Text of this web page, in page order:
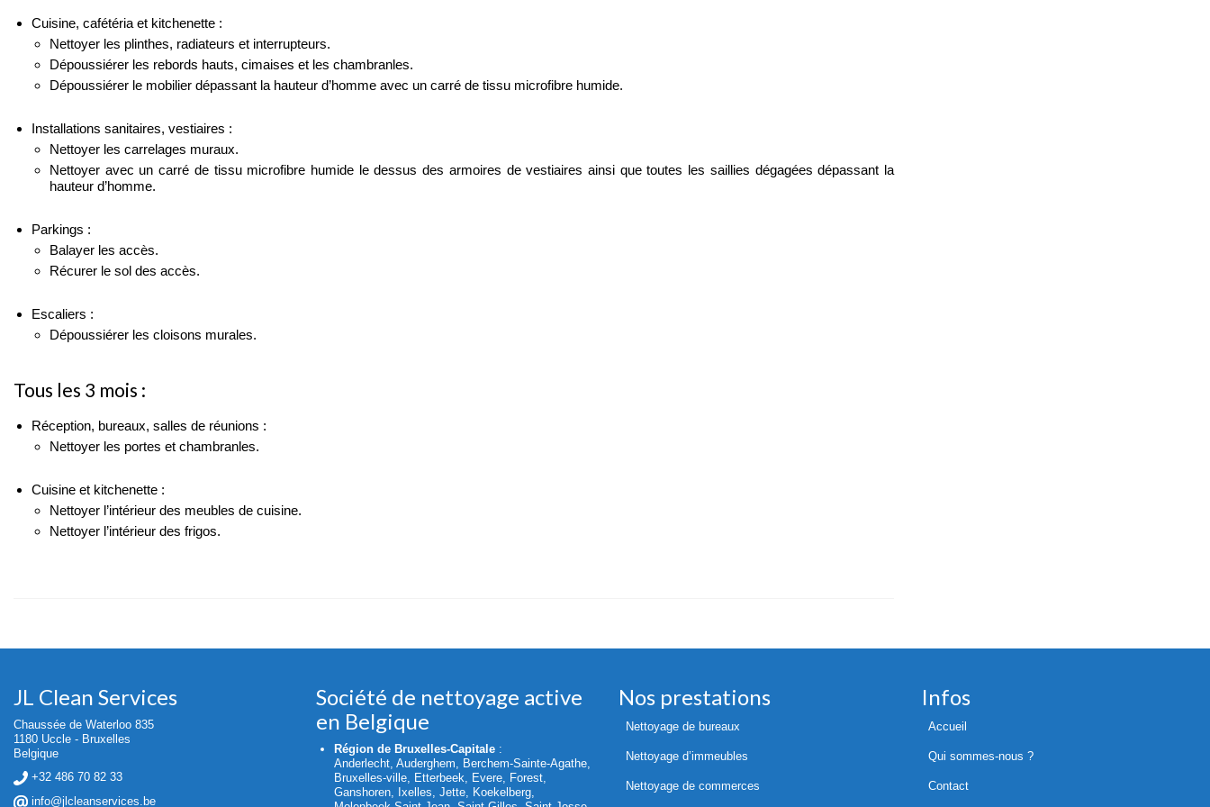
Cuisine, cafétéria et kitchenette :
Nettoyer les plinthes, radiateurs et interrupteurs.
Dépoussiérer les rebords hauts, cimaises et les chambranles.
Dépoussiérer le mobilier dépassant la hauteur d’homme avec un carré de tissu microfibre humide.
Installations sanitaires, vestiaires :
Nettoyer les carrelages muraux.
Nettoyer avec un carré de tissu microfibre humide le dessus des armoires de vestiaires ainsi que toutes les saillies dégagées dépassant la
hauteur d’homme.
Parkings :
Balayer les accès.
Récurer le sol des accès.
Escaliers :
Dépoussiérer les cloisons murales.
Tous les 3 mois :
Réception, bureaux, salles de réunions :
Nettoyer les portes et chambranles.
Cuisine et kitchenette :
Nettoyer l’intérieur des meubles de cuisine.
Nettoyer l’intérieur des frigos.
JL Clean Services
Chaussée de Waterloo 835
1180 Uccle - Bruxelles
Belgique
+32 486 70 82 33
info@jlcleanservices.be
Société de nettoyage active
en Belgique
Région de Bruxelles-Capitale :
Anderlecht, Auderghem, Berchem-Sainte-Agathe,
Bruxelles-ville, Etterbeek, Evere, Forest,
Ganshoren, Ixelles, Jette, Koekelberg,
Nos prestations
Nettoyage de bureaux
Nettoyage d’immeubles
Nettoyage de commerces
Infos
Accueil
Qui sommes-nous ?
Contact